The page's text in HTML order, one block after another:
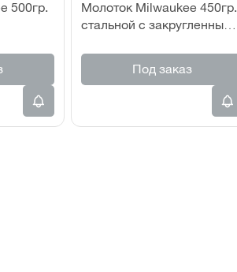
500гр.
Молоток Milwaukee 450гр.
стальной с закругленным
Под заказ